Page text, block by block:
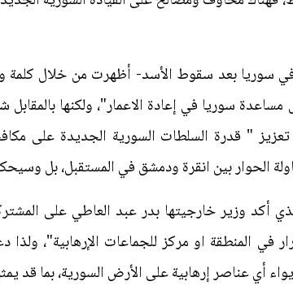
في سوريا بعد سقوط الأسد- أظهرت من خلال كلمة
سوريا في إعادة الاعمار"، ولكنها
تعزيز " قدرة السلطات السورية الجديدة على
الحوار بين انقرة ودمشق في المستقبل، بل
أكد وزير خارجيتها بدر عبد العاطي على
في المنطقة او مركز للجماعات الإرهابية"،
أي عناصر إرهابية على الأرض السورية، بما قد